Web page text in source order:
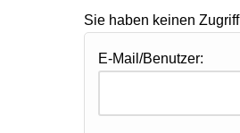
Sie haben keinen
E-Mail/Benutzer: